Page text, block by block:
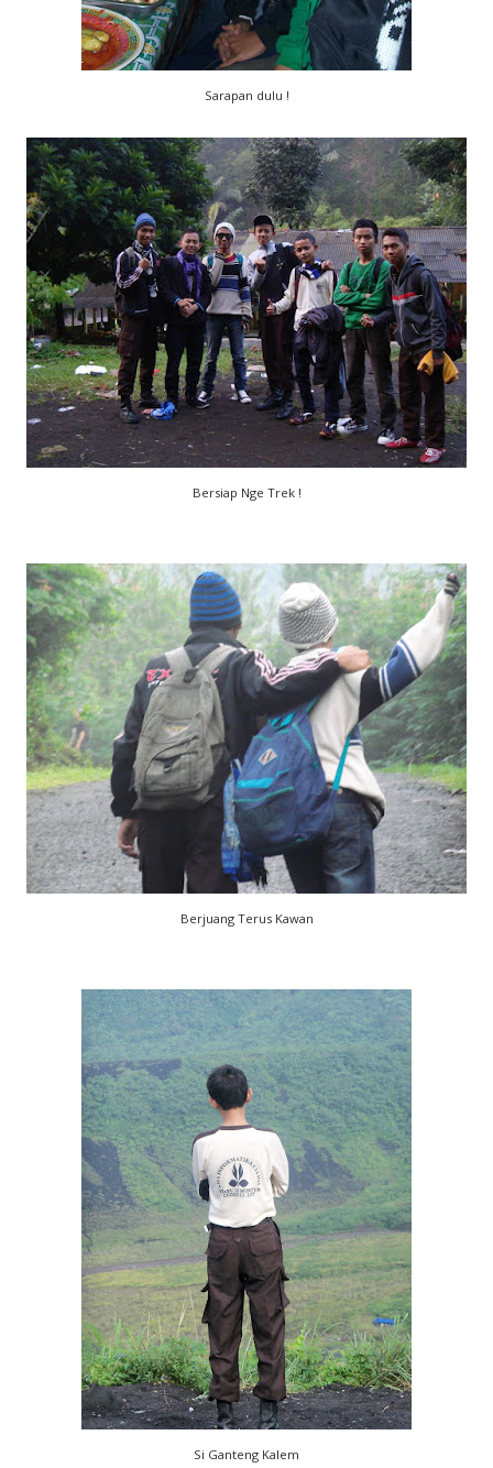
Sarapan dulu !
Bersiap Nge Trek !
Berjuang Terus Kawan
Si Ganteng Kalem